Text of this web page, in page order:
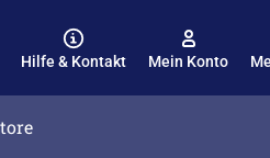
Hilfe & Kontakt Mein Konto